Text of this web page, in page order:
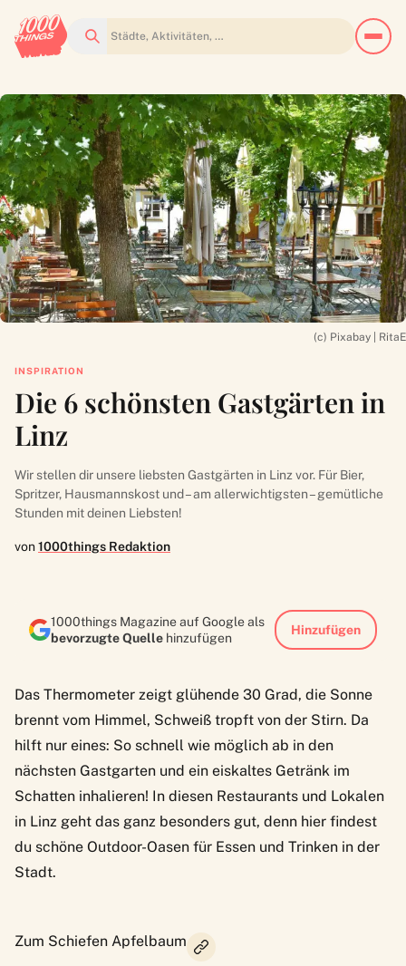
Suchen
(c) Pixabay | RitaE
INSPIRATION
Die 6 schönsten Gastgärten in
Linz
Wir stellen dir unsere liebsten Gastgärten in Linz vor. Für Bier,
Spritzer, Hausmannskost und – am allerwichtigsten – gemütliche
Stunden mit deinen Liebsten!
von1000things Redaktion
1000things Magazine auf Google als
bevorzugte Quelle hinzufügen
Hinzufügen
Das Thermometer zeigt glühende 30 Grad, die Sonne
brennt vom Himmel, Schweiß tropft von der Stirn. Da
hilft nur eines: So schnell wie möglich ab in den
nächsten Gastgarten und ein eiskaltes Getränk im
Schatten inhalieren! In diesen Restaurants und Lokalen
in Linz geht das ganz besonders gut, denn hier findest
du schöne Outdoor-Oasen für Essen und Trinken in der
Stadt.
Zum Schiefen Apfelbaum